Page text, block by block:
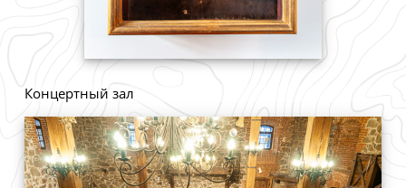
Концертный зал